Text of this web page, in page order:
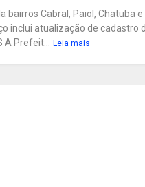
bairros Cabral, Paiol, Chatuba e
inclui atualização de cadastro
A Prefeit...
Leia mais